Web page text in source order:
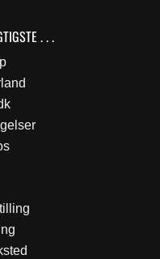
. . .